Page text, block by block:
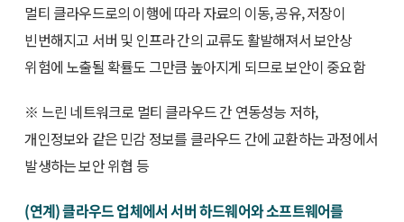
멀티 클라우드로의 이행에 따라 자료의 이동, 공유, 저장이
빈번해지고 서버 및 인프라 간의 교류도 활발해져서 보안상
위험에 노출될 확률도 그만큼 높아지게 되므로 보안이 중요함
※ 느린 네트워크로 멀티 클라우드 간 연동성능 저하,
개인정보와 같은 민감 정보를 클라우드 간에 교환하는 과정에서
발생하는 보안 위협 등
(연계) 클라우드 업체에서 서버 하드웨어와 소프트웨어를